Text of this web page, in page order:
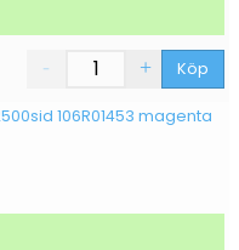
Köp
106R01453 magenta